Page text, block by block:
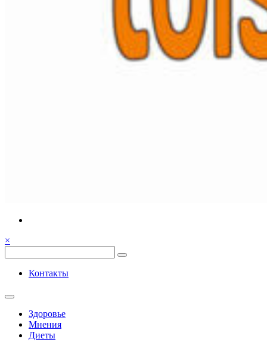
Весёлый и здоровый образ
жизни
Семья, общение, здоровье.
×
Весёлый и здоровый образ жизни
Контакты
Здоровье
Мнения
Диеты